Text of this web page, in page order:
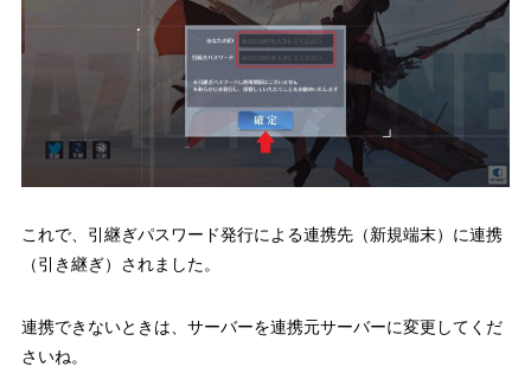
これで、引継ぎパスワード発行による連携先（新規端末）に連携
（引き継ぎ）されました。
連携できないときは、サーバーを連携元サーバーに変更してくだ
さいね。